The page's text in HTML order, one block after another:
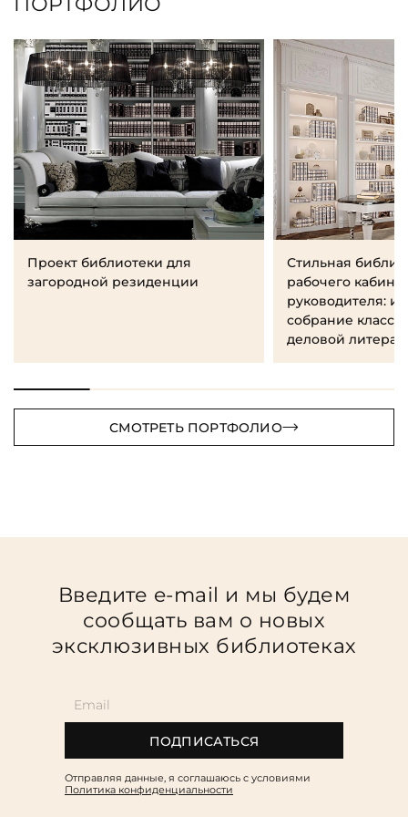
Проект библиотеки для
загородной резиденции
Стильная
рабочего
руководителя:
собрание
деловой
СМОТРЕТЬ ПОРТФОЛИО
Введите e-mail и мы будем
сообщать вам о новых
эксклюзивных библиотеках
ПОДПИСАТЬСЯ
Отправляя данные, я соглашаюсь c условиями
Политика конфиденциальности